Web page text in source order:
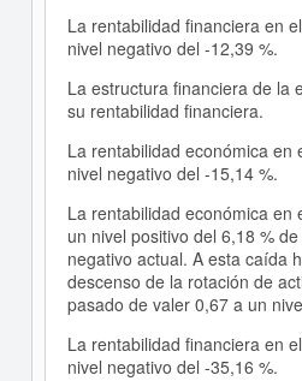
La rentabilidad financiera en
nivel negativo del -12,39 %.
La estructura financiera de la
su rentabilidad financiera.
La rentabilidad económica en
nivel negativo del -15,14 %.
La rentabilidad económica en
un nivel positivo del 6,18 %
negativo actual. A esta caída
descenso de la rotación de
pasado de valer 0,67 a un
La rentabilidad financiera en
nivel negativo del -35,16 %.